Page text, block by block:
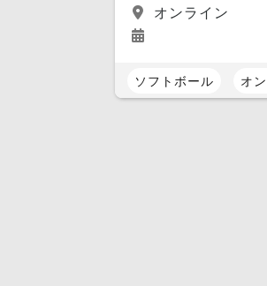
オンライン
ソフトボール オ